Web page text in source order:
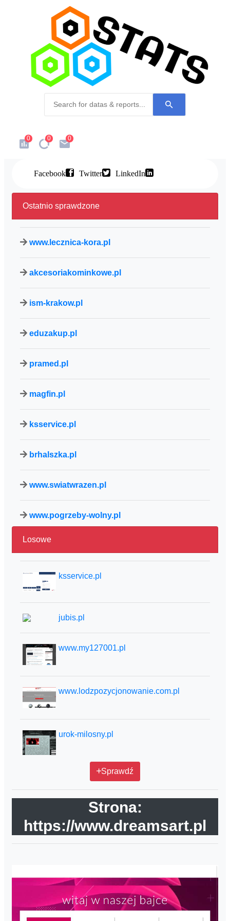
0 0 0
Facebook Twitter LinkedIn
Ostatnio sprawdzone
www.lecznica-kora.pl
akcesoriakominkowe.pl
ism-krakow.pl
eduzakup.pl
pramed.pl
magfin.pl
ksservice.pl
brhalszka.pl
www.swiatwrazen.pl
www.pogrzeby-wolny.pl
Losowe
ksservice.pl
jubis.pl
www.my127001.pl
www.lodzpozycjonowanie.com.pl
urok-milosny.pl
Sprawdź
Strona:
https://www.dreamsart.pl